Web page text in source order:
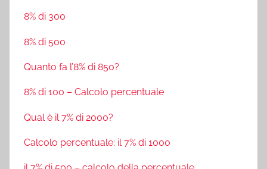
8% di 300
8% di 500
Quanto fa l’8% di 850?
8% di 100 – Calcolo percentuale
Qual è il 7% di 2000?
Calcolo percentuale: il 7% di 1000